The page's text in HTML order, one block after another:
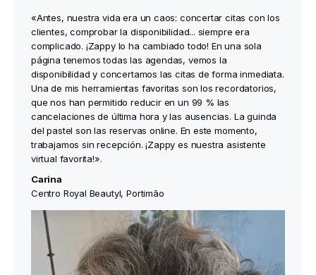
«Antes, nuestra vida era un caos: concertar citas con los
clientes, comprobar la disponibilidad... siempre era
complicado. ¡Zappy lo ha cambiado todo! En una sola
página tenemos todas las agendas, vemos la
disponibilidad y concertamos las citas de forma inmediata.
Una de mis herramientas favoritas son los recordatorios,
que nos han permitido reducir en un 99 % las
cancelaciones de última hora y las ausencias. La guinda
del pastel son las reservas online. En este momento,
trabajamos sin recepción. ¡Zappy es nuestra asistente
virtual favorita!».
Carina
Centro Royal Beautyl, Portimão